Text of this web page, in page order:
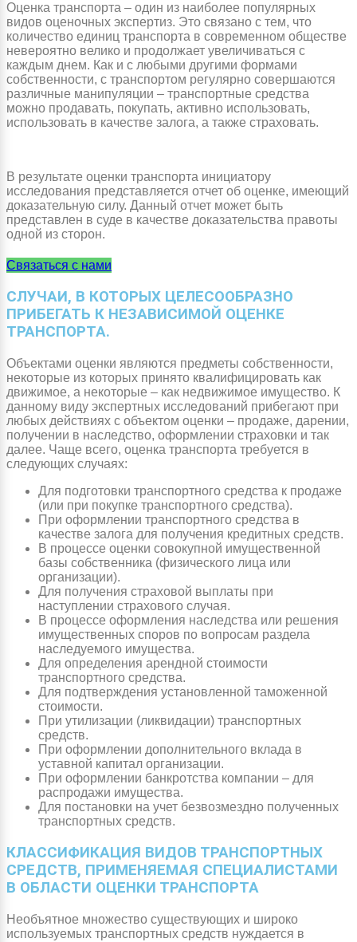
Оценка транспорта – один из наиболее популярных
видов оценочных экспертиз. Это связано с тем, что
количество единиц транспорта в современном обществе
невероятно велико и продолжает увеличиваться с
каждым днем. Как и с любыми другими формами
собственности, с транспортом регулярно совершаются
различные манипуляции – транспортные средства
можно продавать, покупать, активно использовать,
использовать в качестве залога, а также страховать.
В результате оценки транспорта инициатору
исследования представляется отчет об оценке, имеющий
доказательную силу. Данный отчет может быть
представлен в суде в качестве доказательства правоты
одной из сторон.
Связаться с нами
СЛУЧАИ, В КОТОРЫХ ЦЕЛЕСООБРАЗНО
ПРИБЕГАТЬ К НЕЗАВИСИМОЙ ОЦЕНКЕ
ТРАНСПОРТА.
Объектами оценки являются предметы собственности,
некоторые из которых принято квалифицировать как
движимое, а некоторые – как недвижимое имущество. К
данному виду экспертных исследований прибегают при
любых действиях с объектом оценки – продаже, дарении,
получении в наследство, оформлении страховки и так
далее. Чаще всего, оценка транспорта требуется в
следующих случаях:
Для подготовки транспортного средства к продаже
(или при покупке транспортного средства).
При оформлении транспортного средства в
качестве залога для получения кредитных средств.
В процессе оценки совокупной имущественной
базы собственника (физического лица или
организации).
Для получения страховой выплаты при
наступлении страхового случая.
В процессе оформления наследства или решения
имущественных споров по вопросам раздела
наследуемого имущества.
Для определения арендной стоимости
транспортного средства.
Для подтверждения установленной таможенной
стоимости.
При утилизации (ликвидации) транспортных
средств.
При оформлении дополнительного вклада в
уставной капитал организации.
При оформлении банкротства компании – для
распродажи имущества.
Для постановки на учет безвозмездно полученных
транспортных средств.
КЛАССИФИКАЦИЯ ВИДОВ ТРАНСПОРТНЫХ
СРЕДСТВ, ПРИМЕНЯЕМАЯ СПЕЦИАЛИСТАМИ
В ОБЛАСТИ ОЦЕНКИ ТРАНСПОРТА
Необъятное множество существующих и широко
используемых транспортных средств нуждается в